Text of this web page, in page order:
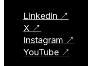
Linkedin ↗
X ↗
Instagram ↗
YouTube ↗